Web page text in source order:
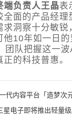
端负责人王晶表
全面的产品经理
求洞察十分敏锐
他10年如一日
团队把握这一
的科技普惠。
星电子即将推出轻量